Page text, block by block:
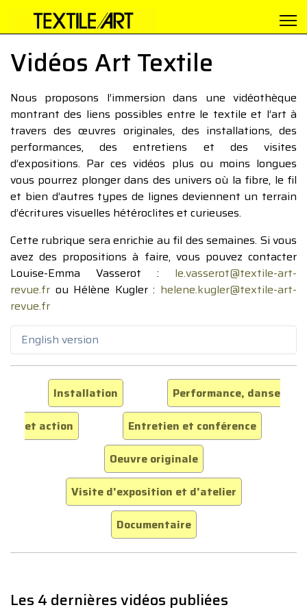
Vidéos Art Textile
Nous proposons l’immersion dans une vidéothèque
montrant des liens possibles entre le textile et l’art à
travers des œuvres originales, des installations, des
performances, des entretiens et des visites
d’expositions. Par ces vidéos plus ou moins longues
vous pourrez plonger dans des univers où la fibre, le fil
et bien d’autres types de lignes deviennent un terrain
d’écritures visuelles hétéroclites et curieuses.
Cette rubrique sera enrichie au fil des semaines. Si vous
avez des propositions à faire, vous pouvez contacter
Louise-Emma Vasserot : le.vasserot@textile-art-
revue.fr ou Hélène Kugler : helene.kugler@textile-art-
revue.fr
English version
Installation
Performance, danse
et action
Entretien et conférence
Oeuvre originale
Visite d'exposition et d'atelier
Documentaire
Les 4 dernières vidéos publiées